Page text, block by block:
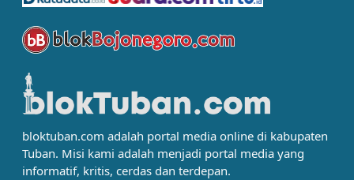
bloktuban.com adalah portal media online di kabupaten
Tuban. Misi kami adalah menjadi portal media yang
informatif, kritis, cerdas dan terdepan.